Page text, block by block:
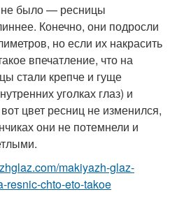
было — ресницы
Конечно, они подросли
но если их накрасить
впечатление, что на
стали крепче и гуще
уголках глаз) и
цвет ресниц не изменился,
они не потемнели и
makiyazh-glaz-
resnic-chto-eto-takoe